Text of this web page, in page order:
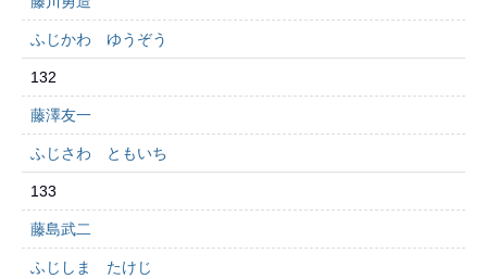
ふじかわ ゆうぞう
132
藤澤友一
ふじさわ ともいち
133
藤島武二
ふじしま たけじ